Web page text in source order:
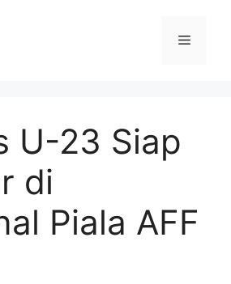
Menu
U-23 Siap
di
Piala AFF